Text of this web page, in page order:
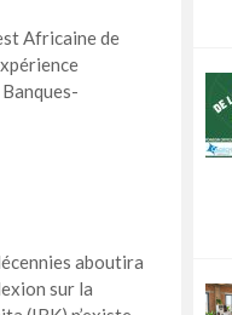
Africaine de
aboutira
sur la